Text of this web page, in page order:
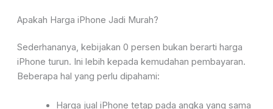
Apakah Harga iPhone Jadi Murah?
Sederhananya, kebijakan 0 persen bukan berarti harga
iPhone turun. Ini lebih kepada kemudahan pembayaran.
Beberapa hal yang perlu dipahami:
Harga jual iPhone tetap pada angka yang sama